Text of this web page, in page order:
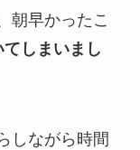
朝早かったこ
しまいまし
しながら時間